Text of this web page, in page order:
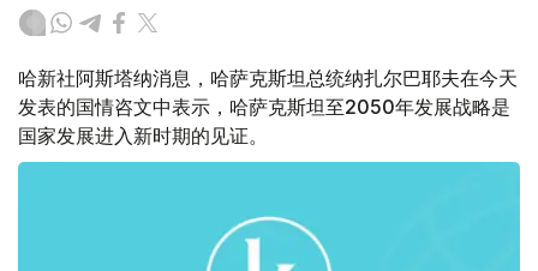
哈新社阿斯塔纳消息，哈萨克斯坦总统纳扎尔巴耶夫在今天
发表的国情咨文中表示，哈萨克斯坦至2050年发展战略是
国家发展进入新时期的见证。